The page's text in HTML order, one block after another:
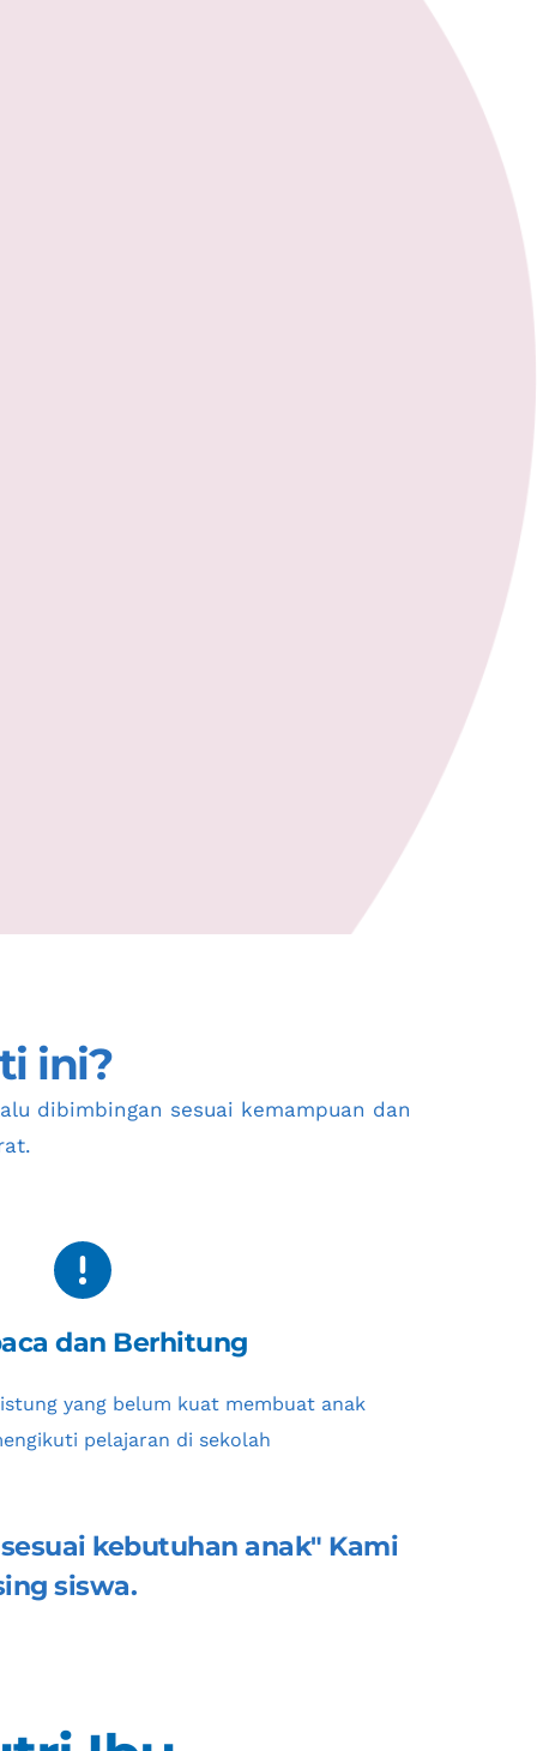
ini?
dibimbingan sesuai kemampuan dan
.
dan Berhitung
yang belum kuat membuat anak
pelajaran di sekolah
kebutuhan anak" Kami
siswa.